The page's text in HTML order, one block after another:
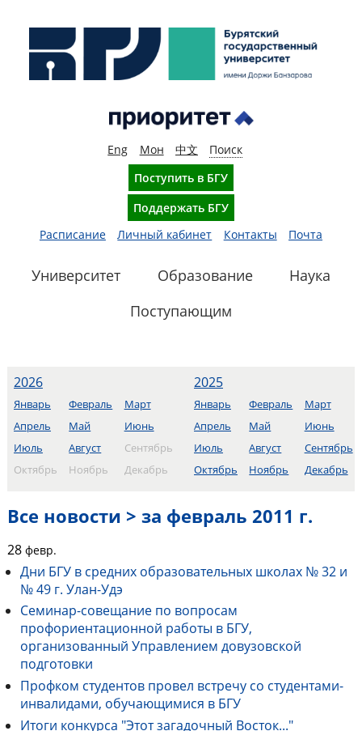
Eng Мон 中文
Поиск
Поступить в БГУ
Поддержать БГУ
Расписание
Личный кабинет Контакты Почта
Университет Образование
Наука
Поступающим
2026
Январь Февраль
Март
Апрель
Май
Июнь
Июль
Август
Сентябрь
Октябрь
Ноябрь Декабрь
2025
Январь Февраль
Март
Апрель
Май
Июнь
Июль
Август
Сентябрь
Октябрь
Ноябрь Декабрь
Все новости > за февраль 2011 г.
28 февр.
Дни БГУ в средних образовательных школах № 32 и
№ 49 г. Улан-Удэ
Cеминар-совещание по вопросам
профориентационной работы в БГУ,
организованный Управлением довузовской
подготовки
Профком студентов провел встречу со студентами-
инвалидами, обучающимися в БГУ
Итоги конкурса "Этот загадочный Восток..."